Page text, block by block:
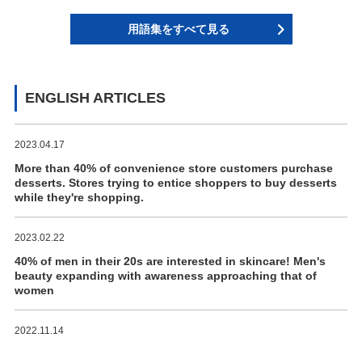
用語集をすべて見る
ENGLISH ARTICLES
2023.04.17
More than 40% of convenience store customers purchase
desserts. Stores trying to entice shoppers to buy desserts
while they're shopping.
2023.02.22
40% of men in their 20s are interested in skincare! Men's
beauty expanding with awareness approaching that of
women
2022.11.14